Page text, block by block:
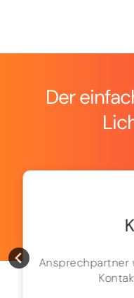
Der
Ansprechpartner